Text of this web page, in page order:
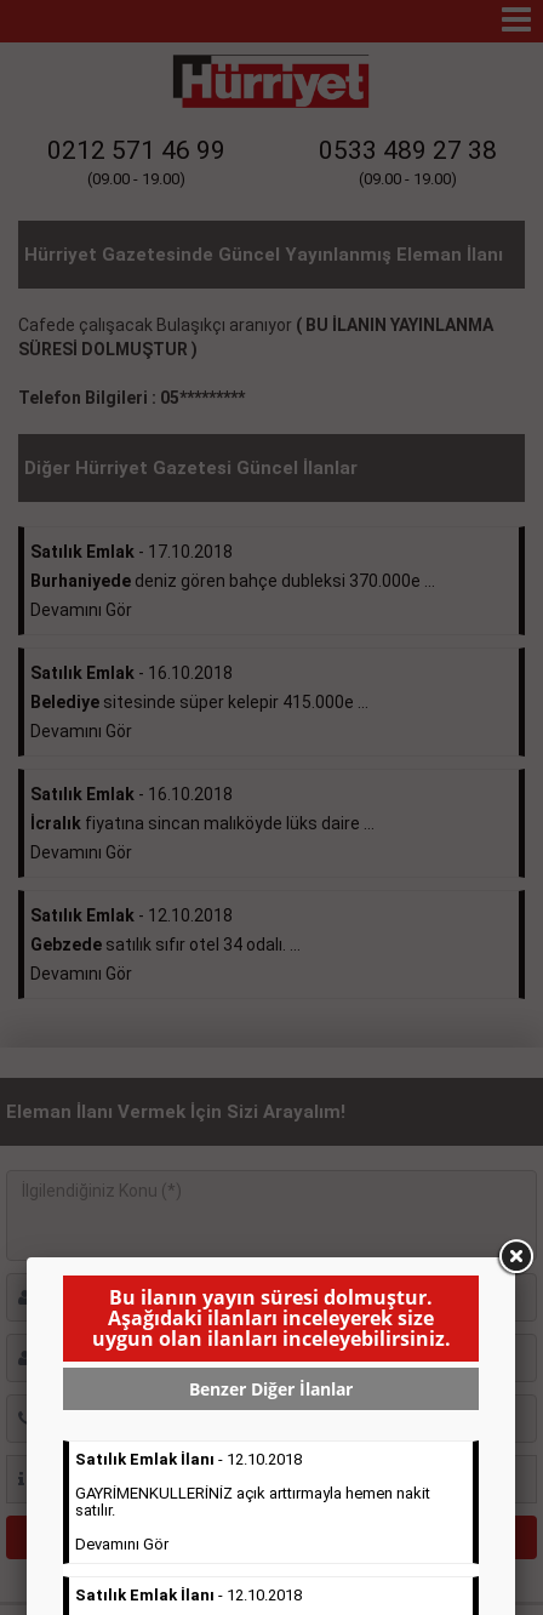
0212 571 46 99
(09.00 - 19.00)
0533 489 27 38
(09.00 - 19.00)
Hürriyet Gazetesinde Güncel Yayınlanmış Eleman İlanı
Cafede çalışacak Bulaşıkçı aranıyor ( BU İLANIN YAYINLANMA
SÜRESİ DOLMUŞTUR )
Telefon Bilgileri : 05*********
Diğer Hürriyet Gazetesi Güncel İlanlar
Satılık Emlak - 17.10.2018
Burhaniyede deniz gören bahçe dubleksi 370.000e ...
Devamını Gör
Satılık Emlak - 16.10.2018
Belediye sitesinde süper kelepir 415.000e ...
Devamını Gör
Satılık Emlak - 16.10.2018
İcralık fiyatına sincan malıköyde lüks daire ...
Devamını Gör
Satılık Emlak - 12.10.2018
Gebzede satılık sıfır otel 34 odalı. ...
Devamını Gör
Eleman İlanı Vermek İçin Sizi Arayalım!
Bu ilanın yayın süresi dolmuştur.
Aşağıdaki ilanları inceleyerek size
uygun olan ilanları inceleyebilirsiniz.
Benzer Diğer İlanlar
Satılık Emlak İlanı - 12.10.2018
GAYRİMENKULLERİNİZ açık arttırmayla hemen nakit
satılır.
Devamını Gör
Satılık Emlak İlanı - 12.10.2018